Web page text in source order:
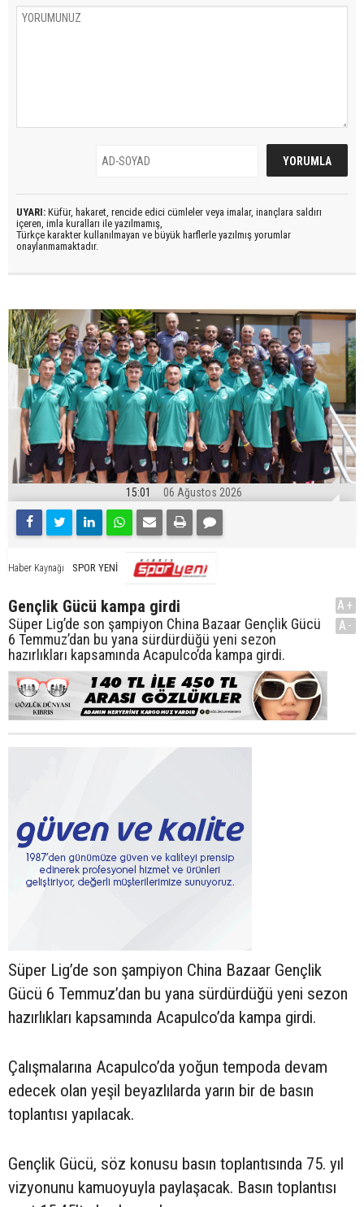
UYARI: Küfür, hakaret, rencide edici cümleler veya imalar, inançlara saldırı
içeren, imla kuralları ile yazılmamış,
Türkçe karakter kullanılmayan ve büyük harflerle yazılmış yorumlar
onaylanmamaktadır.
15:01 06 Ağustos 2026
Haber Kaynağı SPOR YENİ
Gençlik Gücü kampa girdi
Süper Lig’de son şampiyon China Bazaar Gençlik Gücü
6 Temmuz’dan bu yana sürdürdüğü yeni sezon
hazırlıkları kapsamında Acapulco’da kampa girdi.
A+
A-
Süper Lig’de son şampiyon China Bazaar Gençlik
Gücü 6 Temmuz’dan bu yana sürdürdüğü yeni sezon
hazırlıkları kapsamında Acapulco’da kampa girdi.
Çalışmalarına Acapulco’da yoğun tempoda devam
edecek olan yeşil beyazlılarda yarın bir de basın
toplantısı yapılacak.
Gençlik Gücü, söz konusu basın toplantısında 75. yıl
vizyonunu kamuoyuyla paylaşacak. Basın toplantısı